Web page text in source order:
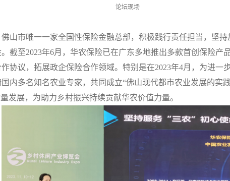
论坛现场
山市唯一一家全国性保险金融总部，积极践行责任担当，坚
截至2023年6月，华农保险已在广东多地推出多款首创保险
协议，拓展政企保险合作领域。特别是在2023年4月，为进
内多名知名农业专家，共同成立“佛山现代都市农业发展的实
发展，为助力乡村振兴持续贡献华农价值力量。